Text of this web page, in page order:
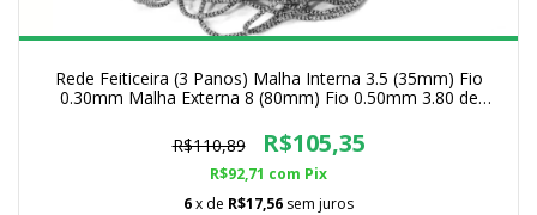
Rede Feiticeira (3 Panos) Malha Interna 3.5 (35mm) Fio
0.30mm Malha Externa 8 (80mm) Fio 0.50mm 3.80 de
R$110,89
R$105,35
R$92,71 com Pix
6x de R$17,56 sem juros